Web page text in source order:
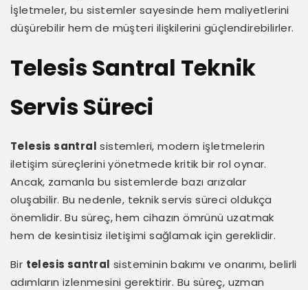
İşletmeler, bu sistemler sayesinde hem maliyetlerini
düşürebilir hem de müşteri ilişkilerini güçlendirebilirler.
Telesis Santral Teknik
Servis Süreci
Telesis santral sistemleri, modern işletmelerin
iletişim süreçlerini yönetmede kritik bir rol oynar.
Ancak, zamanla bu sistemlerde bazı arızalar
oluşabilir. Bu nedenle, teknik servis süreci oldukça
önemlidir. Bu süreç, hem cihazın ömrünü uzatmak
hem de kesintisiz iletişimi sağlamak için gereklidir.
Bir telesis santral sisteminin bakımı ve onarımı, belirli
adımların izlenmesini gerektirir. Bu süreç, uzman